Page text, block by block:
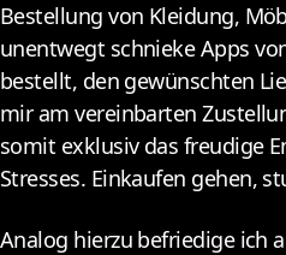
Bestellung von Kleidung,
unentwegt schnieke Apps
bestellt, den gewünschten
mir am vereinbarten
somit exklusiv das freudige
Stresses. Einkaufen gehen,
Analog hierzu befriedige ich